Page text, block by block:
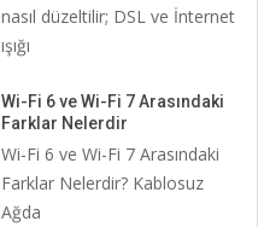
nasıl düzeltilir; DSL ve İnternet
ışığı
Wi-Fi 6 ve Wi-Fi 7 Arasındaki
Farklar Nelerdir
Wi-Fi 6 ve Wi-Fi 7 Arasındaki
Farklar Nelerdir? Kablosuz
Ağda